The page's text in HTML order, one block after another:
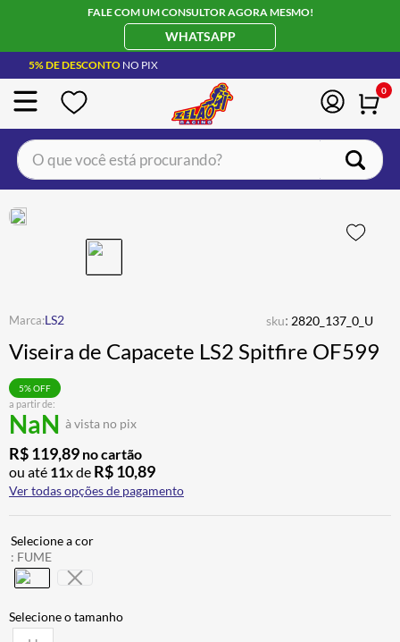
FALE COM UM CONSULTOR AGORA MESMO!
WHATSAPP
5% DE DESCONTO NO PIX
0
O que você está procurando?
LS2 sku: 2820_137_0_U
Viseira de Capacete LS2 Spitfire OF599
a partir de:
NaN à vista no pix
5% OFF
R$119,89 no cartão
ou até 11x de R$10,89
Ver todas opções de pagamento
: FUME
BOTA
4º ÓCULOS SOLAR
5º LUVA
6º
º
8 º AIROH
9º CALÇA